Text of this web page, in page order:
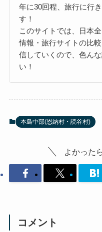
年に30回程、旅行に行
す！
このサイトでは、日本
情報・旅行サイトの比
信していくので、色ん
い！
本島中部(恩納村・読谷村)
よかった
コメント